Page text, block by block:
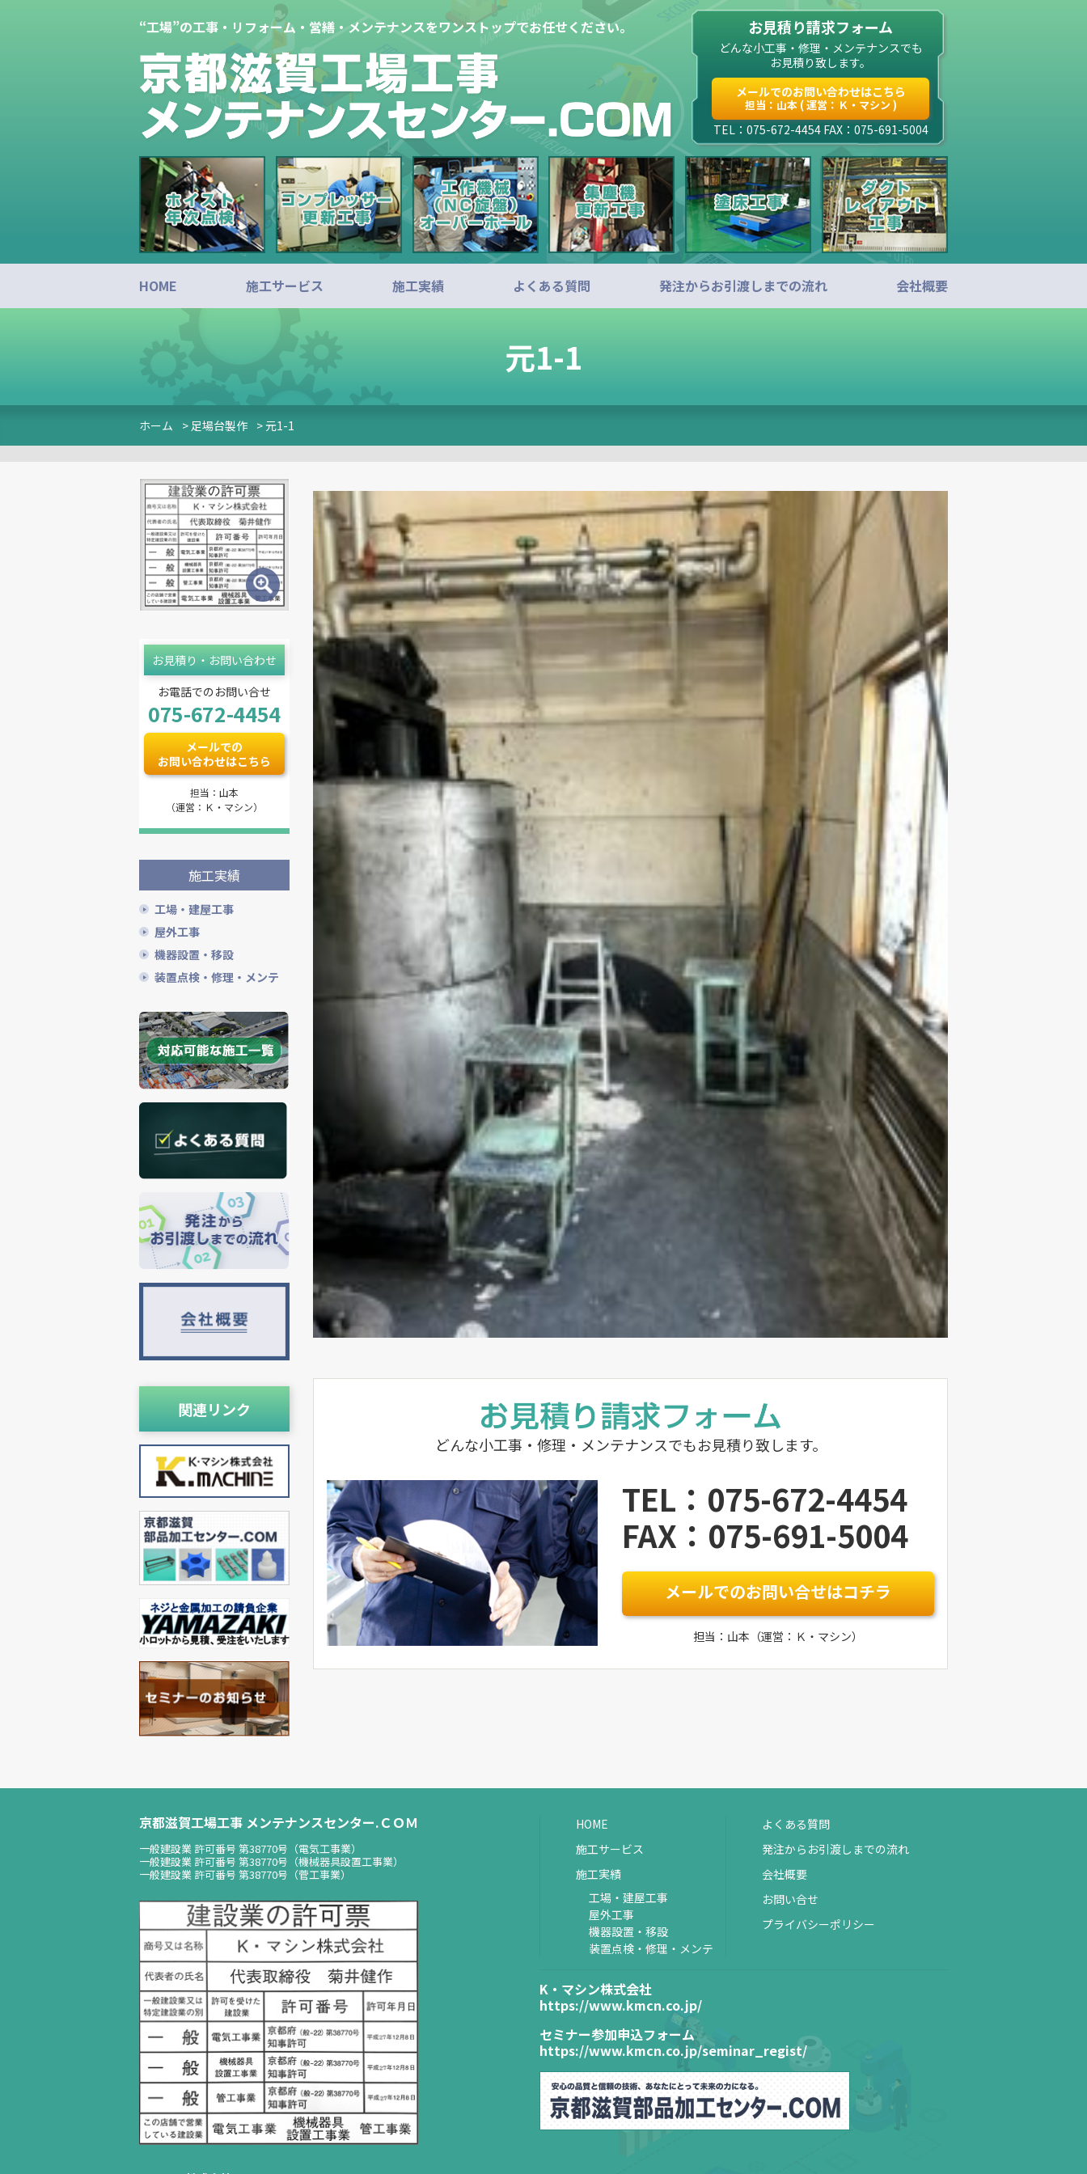
“工場”の工事・リフォーム・営繕・メンテナンスをワンストップでお任せください。 お見積り請求フォーム
どんな小工事・修理・メンテナンスでも
お見積り致します。
メールでのお問い合わせはこちら
担当：山本 ( 運営：Ｋ・マシン )
TEL：075-672-4454 FAX：075-691-5004
HOME 施工サービス 施工実績 よくある質問 発注からお引渡しまでの流れ 会社概要
元1-1
ホーム > 足場台製作 > 元1-1
どんな小工事・修理・メンテナンスでもお見積り致します。
TEL：075-672-4454
FAX：075-691-5004
メールでのお問い合せはコチラ
担当：山本（運営：Ｋ・マシン）
お見積り・お問い合わせ
お電話でのお問い合せ
075-672-4454
メールでの
お問い合わせはこちら
担当：山本
（運営：Ｋ・マシン）
施工実績
工場・建屋工事
屋外工事
機器設置・移設
装置点検・修理・メンテ
関連リンク
京都滋賀工場工事 メンテナンスセンター.ＣＯＭ
一般建設業 許可番号 第38770号（電気工事業）
一般建設業 許可番号 第38770号（機械器具設置工事業）
一般建設業 許可番号 第38770号（菅工事業）
HOME
施工サービス
施工実績
工場・建屋工事
屋外工事
機器設置・移設
装置点検・修理・メンテ
よくある質問
発注からお引渡しまでの流れ
会社概要
お問い合せ
プライバシーポリシー
K・マシン株式会社
https://www.kmcn.co.jp/
セミナー参加申込フォーム
https://www.kmcn.co.jp/seminar_regist/